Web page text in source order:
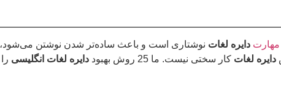
مهارت دایره لغات نوشتاری است و باعث ساده‌تر شدن نوشتن می‌شود،
دایره لغات کار سختی نیست. ما 25 روش بهبود دایره لغات انگلیسی